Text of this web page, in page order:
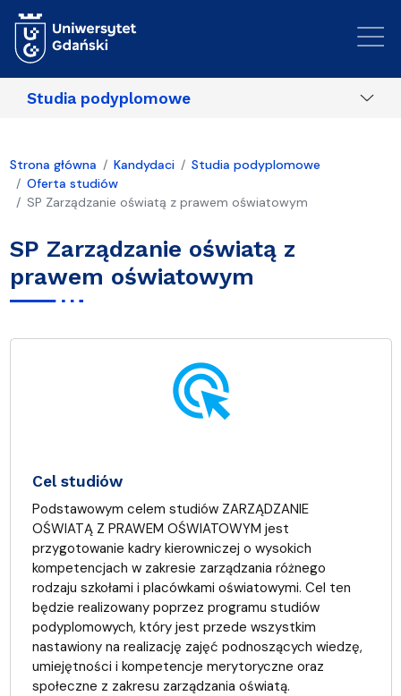
Studia podyplomowe
Strona główna Kandydaci
Studia podyplomowe
Oferta studiów
SP Zarządzanie oświatą z prawem oświatowym
SP Zarządzanie oświatą z
prawem oświatowym
ads_click
Cel studiów
Podstawowym celem studiów ZARZĄDZANIE
OŚWIATĄ Z PRAWEM OŚWIATOWYM jest
przygotowanie kadry kierowniczej o wysokich
kompetencjach w zakresie zarządzania różnego
rodzaju szkołami i placówkami oświatowymi. Cel ten
będzie realizowany poprzez programu studiów
podyplomowych, który jest przede wszystkim
nastawiony na realizację zajęć podnoszących wiedzę,
umiejętności i kompetencje merytoryczne oraz
społeczne z zakresu zarządzania oświatą.